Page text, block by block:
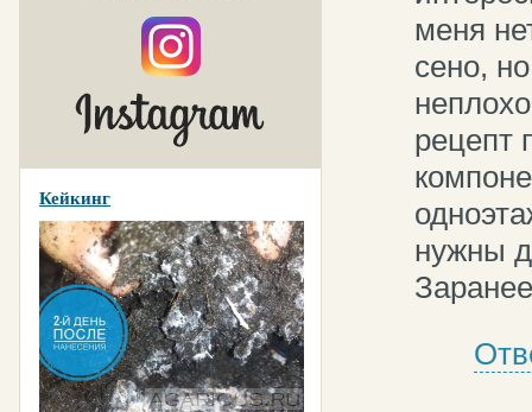
Кейкинг
меня
сено,
рецепт
нужны